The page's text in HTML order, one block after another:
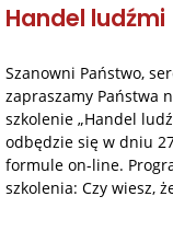
Handel ludźmi
Szanowni Państwo,
zapraszamy Państwa
szkolenie „Handel
odbędzie się w dniu
formule on-line.
szkolenia: Czy wiesz,